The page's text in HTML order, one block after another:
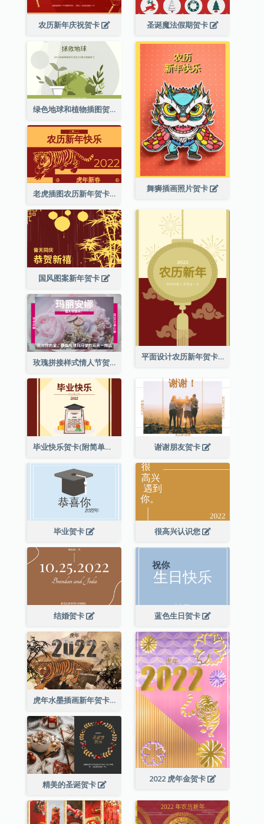
农历新年庆祝贺卡 圣诞魔法假期贺卡
绿色地球和植物插图贺卡
舞狮插画照片贺卡
老虎插图农历新年贺卡
国风图案新年贺卡
平面设计农历新年贺卡与装饰
玫瑰拼接样式情人节贺卡
毕业快乐贺卡(附简单配图) 谢谢朋友贺卡
毕业贺卡 很高兴认识您
结婚贺卡 蓝色生日贺卡
虎年水墨插画新年贺卡
2022 虎年金贺卡
精美的圣诞贺卡